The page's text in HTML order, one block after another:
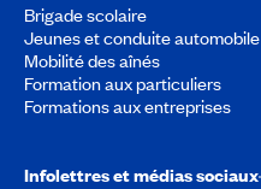
Brigade scolaire
Jeunes et conduite automobile
Mobilité des aînés
Formation aux particuliers
Formations aux entreprises
Infolettres et médias sociaux